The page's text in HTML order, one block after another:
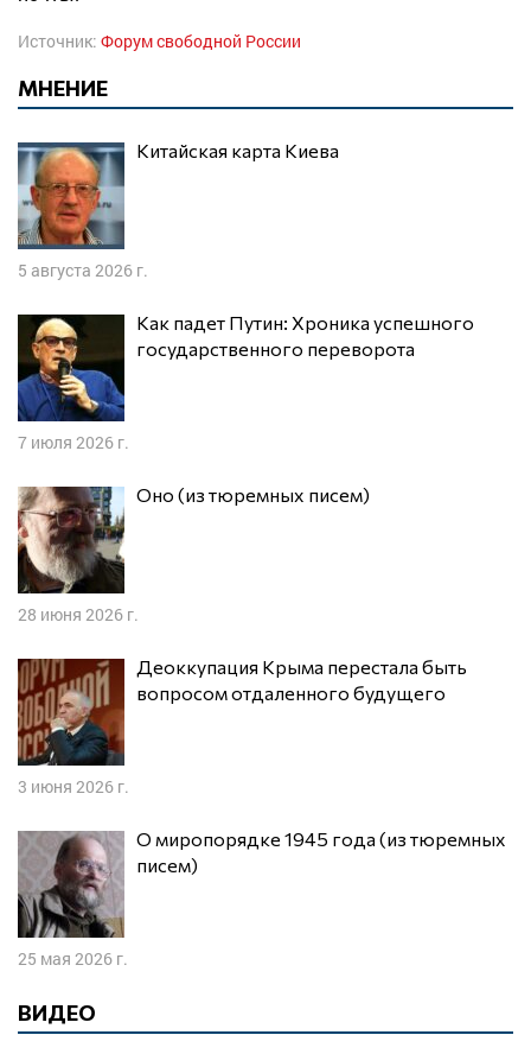
Источник: Форум свободной России
МНЕНИЕ
Китайская карта Киева
5 августа 2026 г.
Как падет Путин: Хроника успешного
государственного переворота
7 июля 2026 г.
Оно (из тюремных писем)
28 июня 2026 г.
Деоккупация Крыма перестала быть
вопросом отдаленного будущего
3 июня 2026 г.
О миропорядке 1945 года (из тюремных
писем)
25 мая 2026 г.
ВИДЕО